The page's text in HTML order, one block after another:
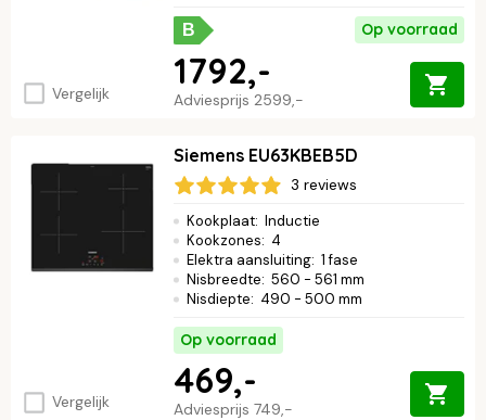
Vergelijk
B Op voorraad
Adviesprijs 2599,-
1792,-
Vergelijk
Siemens EU63KBEB5D
3 reviews
Kookplaat: Inductie
Kookzones: 4
Elektra aansluiting: 1 fase
Nisbreedte: 560 - 561 mm
Nisdiepte: 490 - 500 mm
Op voorraad
Adviesprijs 749,-
469,-